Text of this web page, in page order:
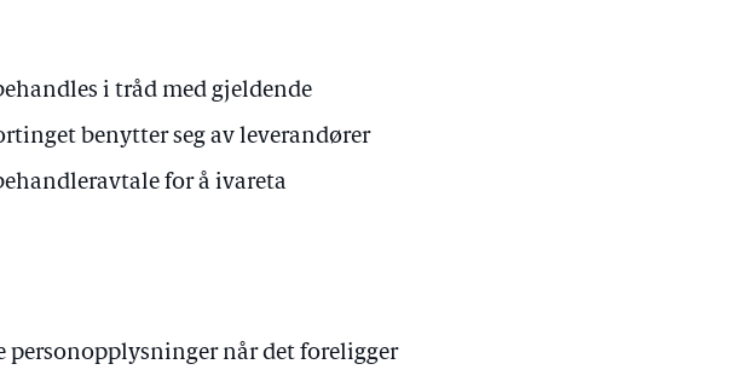
i tråd med gjeldende
benytter seg av leverandører
for å ivareta
når det foreligger